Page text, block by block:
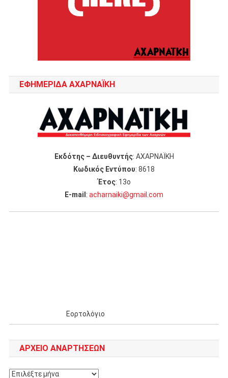
ΕΦΗΜΕΡΙΔΑ ΑΧΑΡΝΑΪΚΗ
Εκδότης – Διευθυντής: ΑΧΑΡΝΑΪΚΗ
Κωδικός Εντύπου: 8618
Έτος: 13ο
Ε-mail : acharnaiki@gmail.com
Εορτολόγιο
ΑΡΧΕΊΟ ΑΝΑΡΤΉΣΕΩΝ
Αρχείο